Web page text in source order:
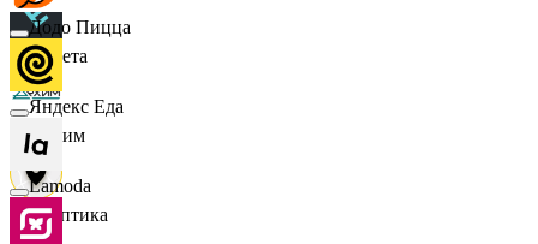
Аркета
Архим
Асептика
Додо Пицца
Яндекс Еда
Lamoda